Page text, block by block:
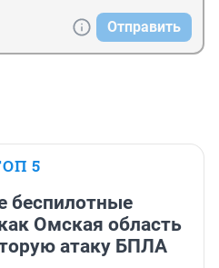
Отправить
5
беспилотные
Омская область
атаку БПЛА